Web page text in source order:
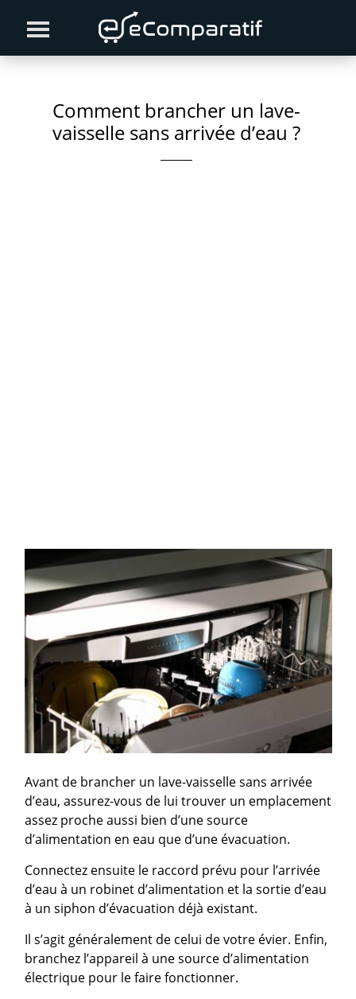
primary
content
primary
Comment brancher un lave-
vaisselle sans arrivée d’eau ?
Avant de brancher un lave-vaisselle sans arrivée
d’eau, assurez-vous de lui trouver un emplacement
assez proche aussi bien d’une source
d’alimentation en eau que d’une évacuation.
Connectez ensuite le raccord prévu pour l’arrivée
d’eau à un robinet d’alimentation et la sortie d’eau
à un siphon d’évacuation déjà existant.
Il s’agit généralement de celui de votre évier. Enfin,
branchez l’appareil à une source d’alimentation
électrique pour le faire fonctionner.